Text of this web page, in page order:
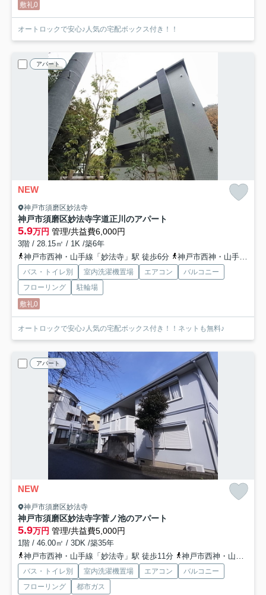
敷礼0
オートロックで安心♪人気の宅配ボックス付き！！
アパート
NEW
神戸市須磨区妙法寺
神戸市須磨区妙法寺字道正川のアパート
5.9万円 管理/共益費6,000円
3階 / 28.15㎡ / 1K /築6年
神戸市西神・山手線「妙法寺」駅 徒歩6分
神戸市西神・山手線「名谷」駅 徒歩24分
バス・トイレ別 室内洗濯機置場 エアコン
バルコニー
フローリング
駐輪場
敷礼0
オートロックで安心♪人気の宅配ボックス付き！！ネットも無料♪
アパート
NEW
神戸市須磨区妙法寺
神戸市須磨区妙法寺字菅ノ池のアパート
5.9万円 管理/共益費5,000円
1階 / 46.00㎡ / 3DK /築35年
神戸市西神・山手線「妙法寺」駅 徒歩11分
神戸市西神・山手線「名谷」駅 徒歩31分
バス・トイレ別 室内洗濯機置場 エアコン
バルコニー
フローリング
都市ガス